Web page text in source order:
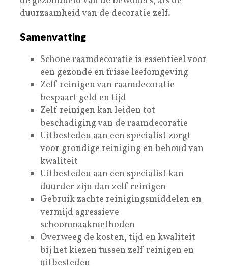
duurzaamheid van de decoratie zelf.
Samenvatting
Schone raamdecoratie is essentieel voor
een gezonde en frisse leefomgeving
Zelf reinigen van raamdecoratie
bespaart geld en tijd
Zelf reinigen kan leiden tot
beschadiging van de raamdecoratie
Uitbesteden aan een specialist zorgt
voor grondige reiniging en behoud van
kwaliteit
Uitbesteden aan een specialist kan
duurder zijn dan zelf reinigen
Gebruik zachte reinigingsmiddelen en
vermijd agressieve
schoonmaakmethoden
Overweeg de kosten, tijd en kwaliteit
bij het kiezen tussen zelf reinigen en
uitbesteden